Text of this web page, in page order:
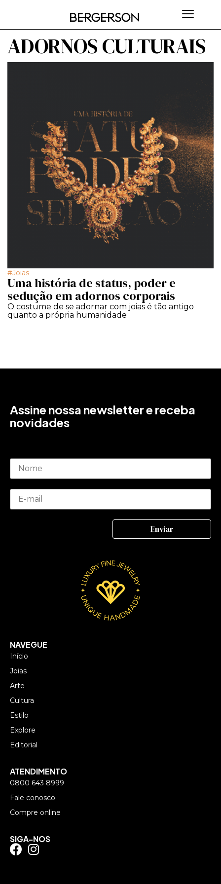
ADORNOS CULTURAIS
Joias
Uma história de status, poder e
sedução em adornos corporais
O costume de se adornar com joias é tão antigo
quanto a própria humanidade
Assine nossa newsletter e receba
novidades
NAVEGUE
Início
Joias
Arte
Cultura
Estilo
Explore
Editorial
ATENDIMENTO
0800 643 8999
Fale conosco
Compre online
SIGA-NOS